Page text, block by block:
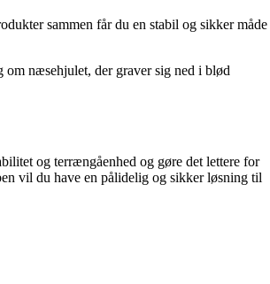
sammen får du en stabil og sikker måde
om næsehjulet, der graver sig ned i blød
og terrængåenhed og gøre det lettere for
vil du have en pålidelig og sikker løsning til